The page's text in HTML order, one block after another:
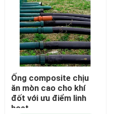
Ống composite chịu
ăn mòn cao cho khí
đốt với ưu điểm linh
hoạt